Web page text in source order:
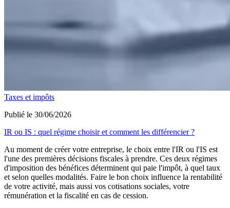
Taxes et impôts
Publié le 30/06/2026
IR ou IS : quel régime choisir et comment les différencier ?
Au moment de créer votre entreprise, le choix entre l'IR ou l'IS est
l'une des premières décisions fiscales à prendre. Ces deux régimes
d'imposition des bénéfices déterminent qui paie l'impôt, à quel taux
et selon quelles modalités. Faire le bon choix influence la rentabilité
de votre activité, mais aussi vos cotisations sociales, votre
rémunération et la fiscalité en cas de cession.